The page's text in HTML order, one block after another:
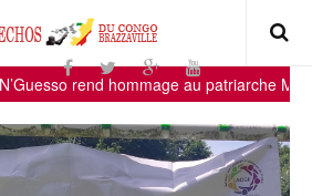
rend hommage au patriarche Michel